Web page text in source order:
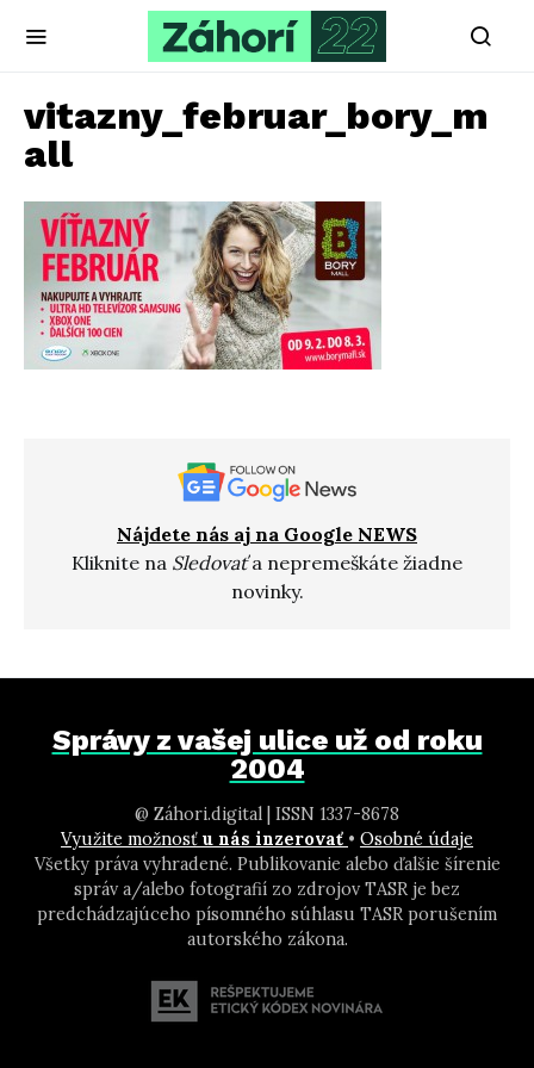
vitazny_februar_bory_m
all
Nájdete nás aj na Google NEWS
Kliknite na Sledovaťa nepremeškáte žiadne
novinky.
Správy z vašej ulice už od roku
2004
@ Záhori.digital | ISSN 1337-8678
Využite možnosť u nás inzerovať • Osobné údaje
Všetky práva vyhradené. Publikovanie alebo ďalšie šírenie
správ a/alebo fotografií zo zdrojov TASR je bez
predchádzajúceho písomného súhlasu TASR porušením
autorského zákona.